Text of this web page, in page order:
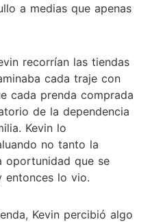
a medias que apenas
recorrían las tiendas
cada traje con
cada prenda comprada
de la dependencia
Kevin lo
no tanto la
oportunidad que se
entonces lo vio.
Kevin percibió algo